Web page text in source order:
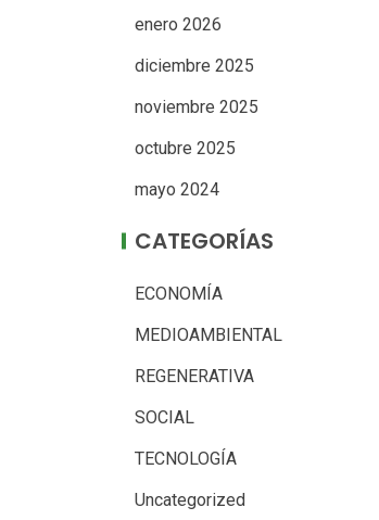
enero 2026
diciembre 2025
noviembre 2025
octubre 2025
mayo 2024
CATEGORÍAS
ECONOMÍA
MEDIOAMBIENTAL
REGENERATIVA
SOCIAL
TECNOLOGÍA
Uncategorized